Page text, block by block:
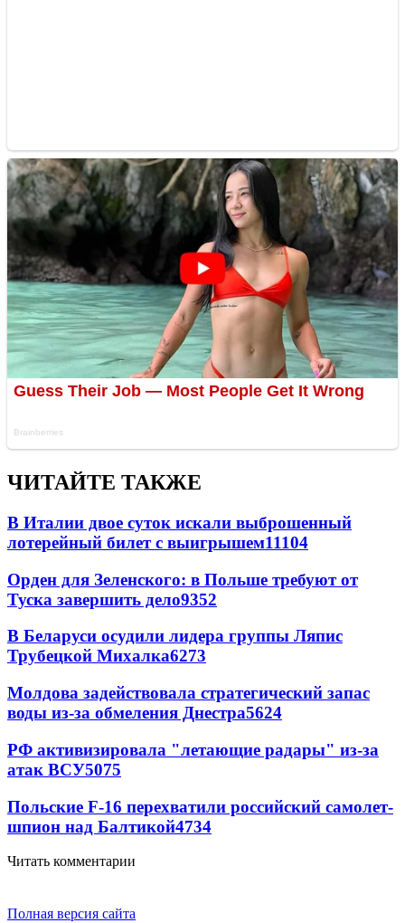
ЧИТАЙТЕ ТАКЖЕ
В Италии двое суток искали выброшенный
лотерейный билет с выигрышем11104
Орден для Зеленского: в Польше требуют от
Туска завершить дело9352
В Беларуси осудили лидера группы Ляпис
Трубецкой Михалка6273
Молдова задействовала стратегический запас
воды из-за обмеления Днестра5624
РФ активизировала "летающие радары" из-за
атак ВСУ5075
Польские F-16 перехватили российский самолет-
шпион над Балтикой4734
Читать комментарии
Полная версия сайта